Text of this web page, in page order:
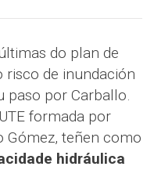
do plan de
risco de inundación
paso por Carballo.
formada por
Gómez, teñen como
hidráulica